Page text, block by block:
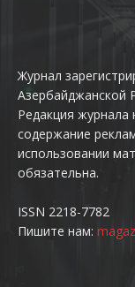
Журнал
Азербайджанской
Редакция журнала
содержание
использовании
обязательна.
ISSN 2218-7782
Пишите нам: